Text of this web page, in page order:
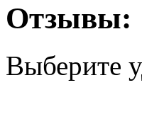
Отзывы:
Выберите